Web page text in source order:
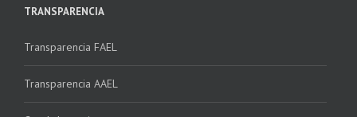
TRANSPARENCIA
Transparencia FAEL
Transparencia AAEL